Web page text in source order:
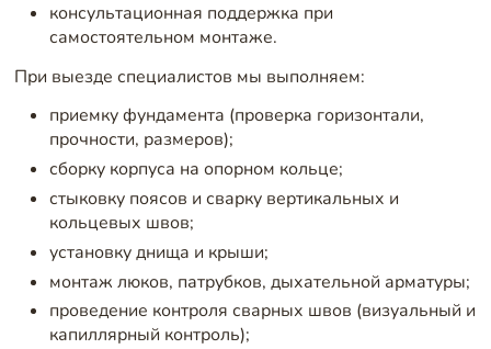
консультационная поддержка при
самостоятельном монтаже.
При выезде специалистов мы выполняем:
приемку фундамента (проверка горизонтали,
прочности, размеров);
сборку корпуса на опорном кольце;
стыковку поясов и сварку вертикальных и
кольцевых швов;
установку днища и крыши;
монтаж люков, патрубков, дыхательной арматуры;
проведение контроля сварных швов (визуальный и
капиллярный контроль);